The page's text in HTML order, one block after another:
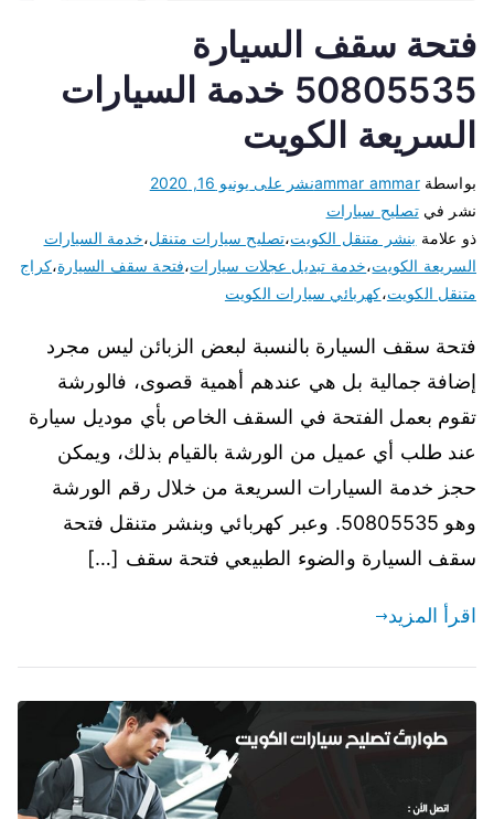
فتحة سقف السيارة
50805535 خدمة السيارات
السريعة الكويت
بواسطةammar ammarنشر على يونيو 16, 2020
نشر فيتصليح سيارات
ذو علامة بنشر متنقل الكويت،تصليح سيارات متنقل،خدمة السيارات
السريعة الكويت،خدمة تبديل عجلات سيارات،فتحة سقف السيارة،كراج
متنقل الكويت،كهربائي سيارات الكويت
فتحة سقف السيارة بالنسبة لبعض الزبائن ليس مجرد
إضافة جمالية بل هي عندهم أهمية قصوى، فالورشة
تقوم بعمل الفتحة في السقف الخاص بأي موديل سيارة
عند طلب أي عميل من الورشة بالقيام بذلك، ويمكن
حجز خدمة السيارات السريعة من خلال رقم الورشة
وهو 50805535. وعبر كهربائي وبنشر متنقل فتحة
سقف السيارة والضوء الطبيعي فتحة سقف […]
اقرأ المزيد